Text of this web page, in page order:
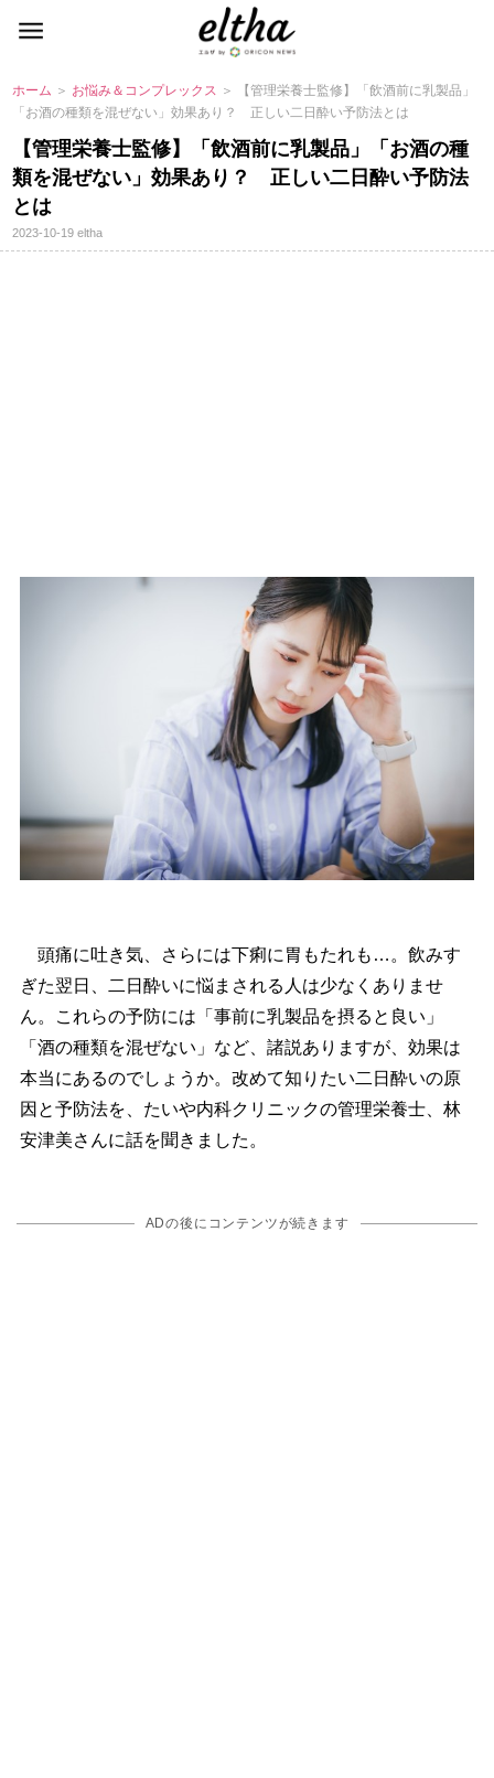
ホーム ＞ お悩み＆コンプレックス ＞ 【管理栄養士監修】「飲酒前に乳製品」
「お酒の種類を混ぜない」効果あり？ 正しい二日酔い予防法とは
【管理栄養士監修】「飲酒前に乳製品」「お酒の種
類を混ぜない」効果あり？ 正しい二日酔い予防法
とは
2023-10-19eltha
頭痛に吐き気、さらには下痢に胃もたれも…。飲みす
ぎた翌日、二日酔いに悩まされる人は少なくありませ
ん。これらの予防には「事前に乳製品を摂ると良い」
「酒の種類を混ぜない」など、諸説ありますが、効果は
本当にあるのでしょうか。改めて知りたい二日酔いの原
因と予防法を、たいや内科クリニックの管理栄養士、林
安津美さんに話を聞きました。
ADの後にコンテンツが続きます